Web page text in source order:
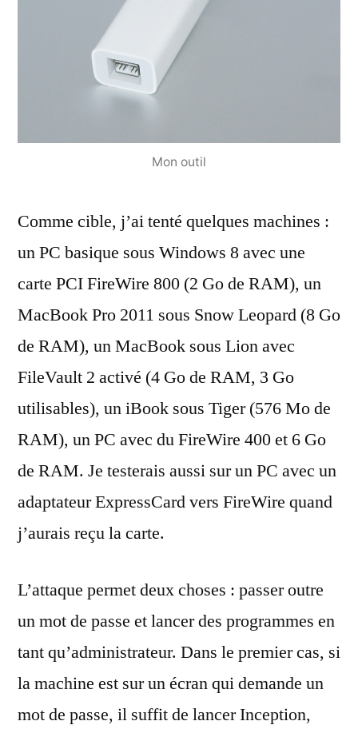
Mon outil
Comme cible, j’ai tenté quelques machines :
un PC basique sous Windows 8 avec une
carte PCI FireWire 800 (2 Go de RAM), un
MacBook Pro 2011 sous Snow Leopard (8 Go
de RAM), un MacBook sous Lion avec
FileVault 2 activé (4 Go de RAM, 3 Go
utilisables), un iBook sous Tiger (576 Mo de
RAM), un PC avec du FireWire 400 et 6 Go
de RAM. Je testerais aussi sur un PC avec un
adaptateur ExpressCard vers FireWire quand
j’aurais reçu la carte.
L’attaque permet deux choses : passer outre
un mot de passe et lancer des programmes en
tant qu’administrateur. Dans le premier cas, si
la machine est sur un écran qui demande un
mot de passe, il suffit de lancer Inception,